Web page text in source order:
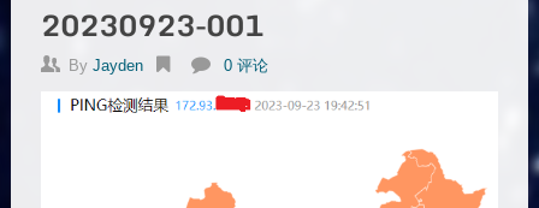
20230923-001
By Jayden 0 评论